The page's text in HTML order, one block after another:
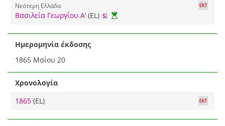
Νεότερη Ελλάδα
Βασιλεία Γεωργίου Α’ (EL)
Ημερομηνία έκδοσης
1865 Μαΐου 20
Χρονολογία
1865 (EL)